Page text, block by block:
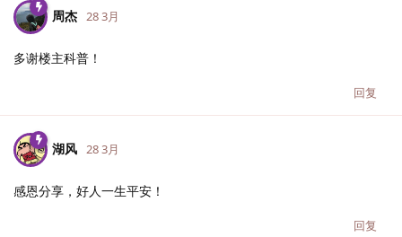
周杰 28 3月
多谢楼主科普！
回复
湖风 28 3月
感恩分享，好人一生平安！
回复